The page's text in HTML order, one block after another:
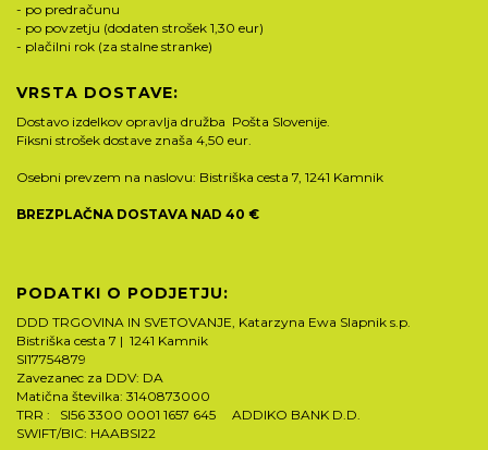
- po predračunu
- po povzetju (dodaten strošek 1,30 eur)
- plačilni rok (za stalne stranke)
VRSTA DOSTAVE:
Dostavo izdelkov opravlja družba Pošta Slovenije.
Fiksni strošek dostave znaša 4,50 eur.
Osebni prevzem na naslovu: Bistriška cesta 7, 1241 Kamnik
BREZPLAČNA DOSTAVA NAD 40 €
PODATKI O PODJETJU:
DDD TRGOVINA IN SVETOVANJE, Katarzyna Ewa Slapnik s.p.
Bistriška cesta 7 | 1241 Kamnik
SI17754879
Zavezanec za DDV: DA
Matična številka: 3140873000
TRR : SI56 3300 0001 1657 645 ADDIKO BANK D.D.
SWIFT/BIC: HAABSI22